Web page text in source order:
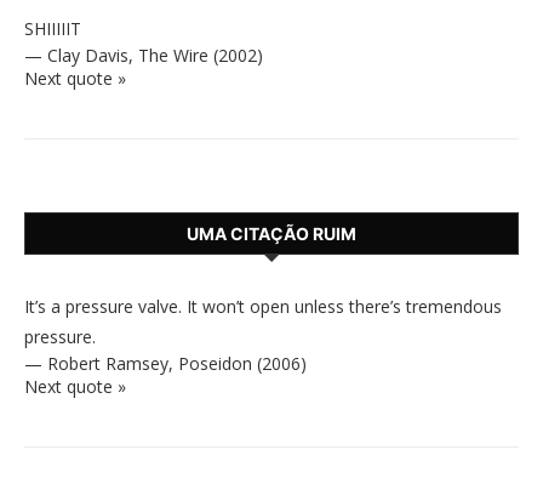
SHIIIIIT
— Clay Davis, The Wire (2002)
Next quote »
UMA CITAÇÃO RUIM
It’s a pressure valve. It won’t open unless there’s tremendous
pressure.
— Robert Ramsey, Poseidon (2006)
Next quote »